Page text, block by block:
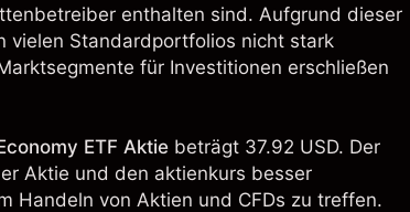
enthalten sind. Aufgrund dieser
vielen Standardportfolios nicht stark
für Investitionen erschließen
ETF Aktie beträgt 37.92 USD. Der
Aktie und den aktienkurs besser
Handeln von Aktien und CFDs zu treffen.